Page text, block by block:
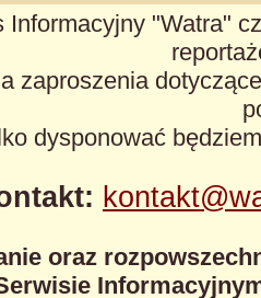
"Watra"
zaproszenia
dysponować
oraz